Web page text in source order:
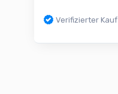
Verifizierter Kauf